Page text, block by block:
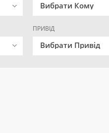
Вибрати Кому
ПРИВІД
Вибрати Привід